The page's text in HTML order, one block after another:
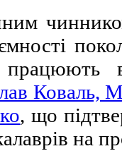
Коваль,
, що
на